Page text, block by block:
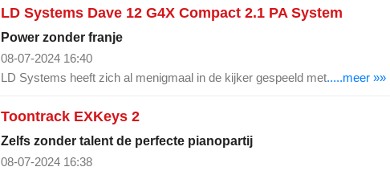
LD Systems Dave 12 G4X Compact 2.1 PA System
Power zonder franje
08-07-2024 16:40
LD Systems heeft zich al menigmaal in de kijker gespeeld met.....meer »»
Toontrack EXKeys 2
Zelfs zonder talent de perfecte pianopartij
08-07-2024 16:38